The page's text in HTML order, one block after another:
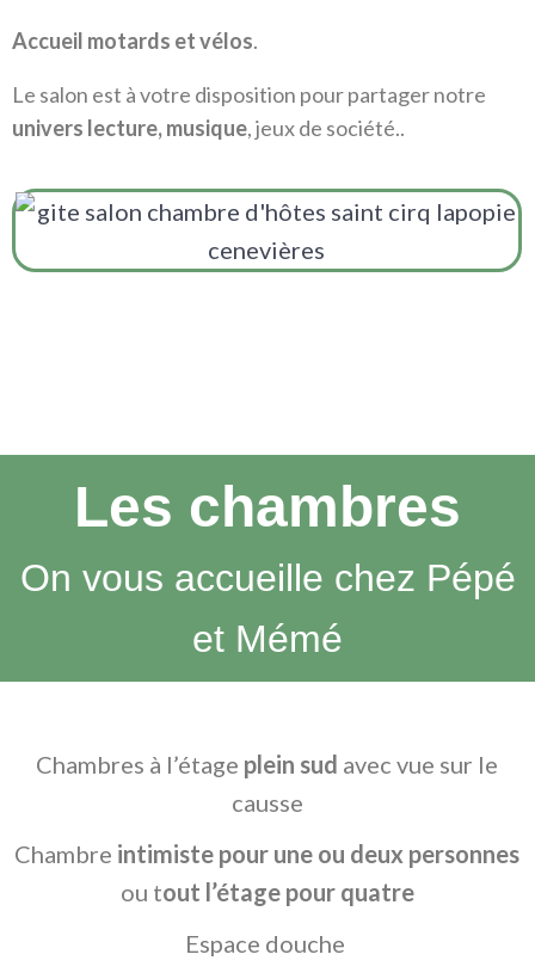
Accueil motards et vélos.
Le salon est à votre disposition pour partager notre
univers lecture, musique, jeux de société..
Les chambres
On vous accueille chez Pépé
et Mémé
Chambres à l’étage plein sud avec vue sur le
causse
Chambre intimiste pour une ou deux personnes
ou tout l’étage pour quatre
Espace douche